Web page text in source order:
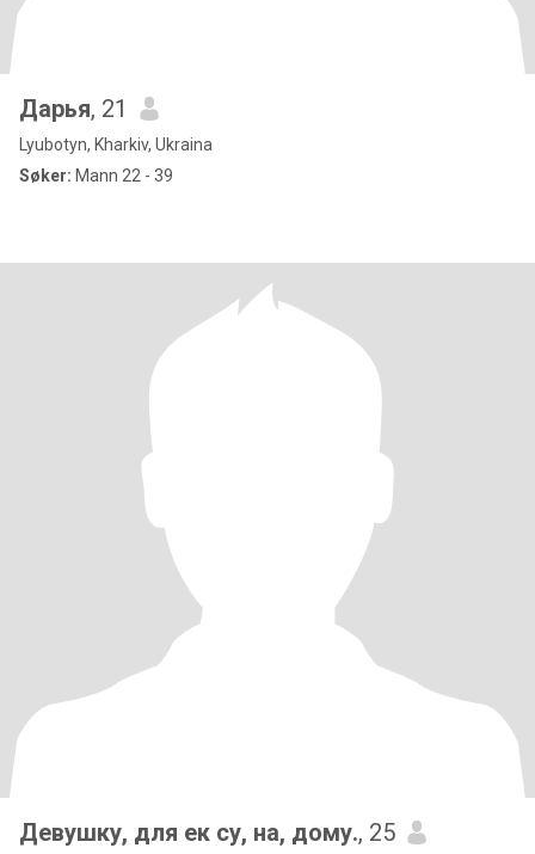
Дарья, 21
Lyubotyn, Kharkiv, Ukraina
Søker: Mann 22 - 39
Девушку, для ек су, на, дому., 25